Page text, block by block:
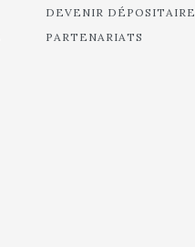
DEVENIR DÉPOSITAIRE
PARTENARIATS